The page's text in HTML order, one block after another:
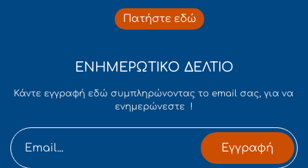
Πατήστε εδώ
ΕΝΗΜΕΡΩΤΙΚΟ ΔΕΛΤΙΟ
Κάντε εγγραφή εδώ συμπληρώνοντας το email σας, για να
ενημερώνεστε !
Εγγραφή